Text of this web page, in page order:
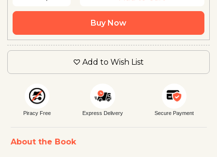
Buy Now
Add to Wish List
Piracy Free Express Delivery Secure Payment
About the Book